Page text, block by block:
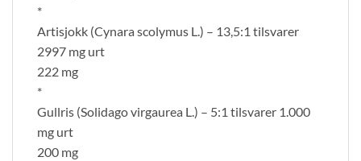
*
Artisjokk (Cynara scolymus L.) – 13,5:1 tilsvarer
2997 mg urt
222 mg
*
Gullris (Solidago virgaurea L.) – 5:1 tilsvarer 1.000
mg urt
200 mg